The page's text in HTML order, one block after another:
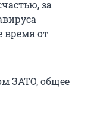
за
время от
ЗАТО, общее